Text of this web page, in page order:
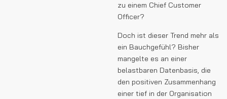
zu einem Chief Customer
Officer?
Doch ist dieser Trend mehr als
ein Bauchgefühl? Bisher
mangelte es an einer
belastbaren Datenbasis, die
den positiven Zusammenhang
einer tief in der Organisation